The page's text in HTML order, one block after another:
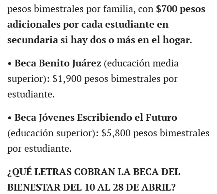
pesos bimestrales por familia, con $700 pesos
adicionales por cada estudiante en
secundaria si hay dos o más en el hogar.
• Beca Benito Juárez(educación media
superior): $1,900 pesos bimestrales por
estudiante.
• Beca Jóvenes Escribiendo el Futuro
(educación superior): $5,800 pesos bimestrales
por estudiante.
¿QUÉ LETRAS COBRAN LA BECA DEL
BIENESTAR DEL 10 AL 28 DE ABRIL?